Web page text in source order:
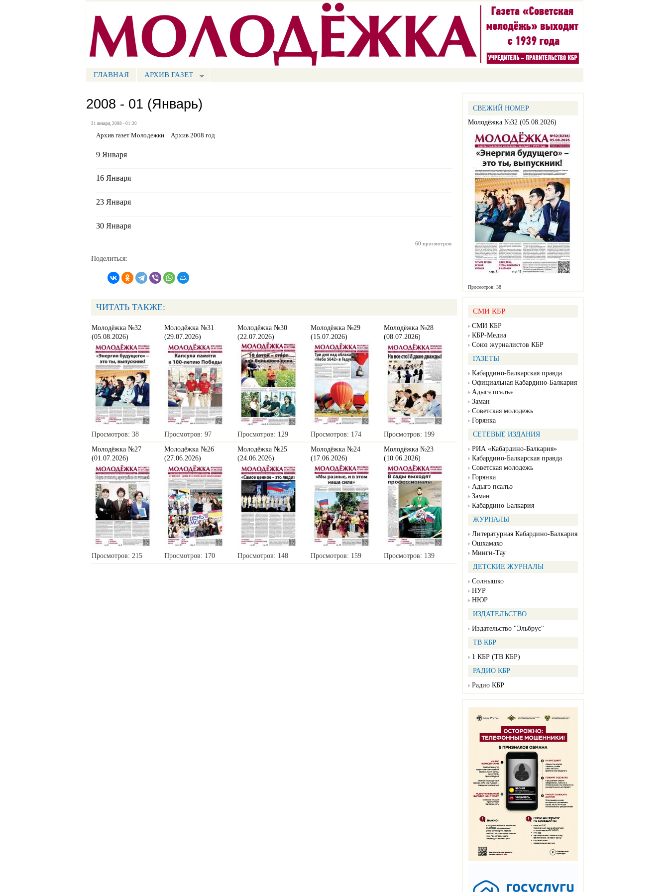
Перейти к
основному
Портал СМИ КБР
МЕНЮ СМ
ГЛАВНАЯ АРХИВ ГАЗЕТ
СВЕЖИЙ НОМЕР
Молодёжка №32 (05.08.2026)
Просмотров: 38
СМИ КБР
СМИ КБР
КБР-Медиа
Союз журналистов КБР
ГАЗЕТЫ
Кабардино-Балкарская правда
Официальная Кабардино-Балкария
Адыгэ псалъэ
Заман
Советская молодежь
Горянка
СЕТЕВЫЕ ИЗДАНИЯ
РИА «Кабардино-Балкария»
Кабардино-Балкарская правда
Советская молодежь
Горянка
Адыгэ псалъэ
Заман
Кабардино-Балкария
ЖУРНАЛЫ
Литературная Кабардино-Балкария
Ошхамахо
Минги-Тау
ДЕТСКИЕ ЖУРНАЛЫ
Солнышко
НУР
НЮР
ИЗДАТЕЛЬСТВО
Издательство "Эльбрус"
ТВ КБР
1 КБР (ТВ КБР)
РАДИО КБР
Радио КБР
2008 - 01 (Январь)
31 января, 2008 - 01:20
Архив газет Молодежки Архив 2008 год
9 Января
16 Января
23 Января
30 Января
60 просмотров
Поделиться:
ЧИТАТЬ ТАКЖЕ:
Молодёжка №32
(05.08.2026)
Просмотров: 38
Молодёжка №31
(29.07.2026)
Просмотров: 97
Молодёжка №30
(22.07.2026)
Просмотров: 129
Молодёжка №29
(15.07.2026)
Просмотров: 174
Молодёжка №28
(08.07.2026)
Просмотров: 199
Молодёжка №27
(01.07.2026)
Просмотров: 215
Молодёжка №26
(27.06.2026)
Просмотров: 170
Молодёжка №25
(24.06.2026)
Просмотров: 148
Молодёжка №24
(17.06.2026)
Просмотров: 159
Молодёжка №23
(10.06.2026)
Просмотров: 139